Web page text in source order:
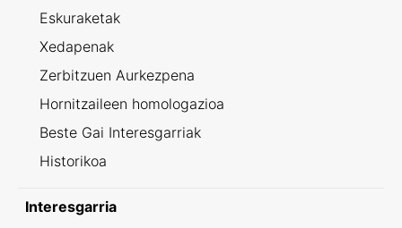
Eskuraketak
Xedapenak
Zerbitzuen Aurkezpena
Hornitzaileen homologazioa
Beste Gai Interesgarriak
Historikoa
Interesgarria